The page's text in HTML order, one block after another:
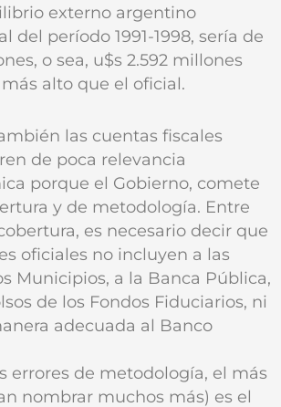
externo argentino
del período 1991-1998, sería de
o sea, u$s 2.592 millones
alto que el oficial.
las cuentas fiscales
de poca relevancia
porque el Gobierno, comete
y de metodología. Entre
es necesario decir que
oficiales no incluyen a las
Municipios, a la Banca Pública,
de los Fondos Fiduciarios, ni
adecuada al Banco
errores de metodología, el más
nombrar muchos más) es el